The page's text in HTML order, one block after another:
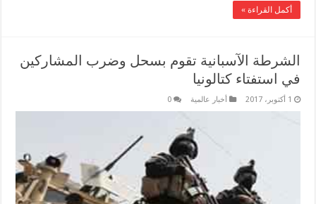
أكمل القراءة »
الشرطة الآسبانية تقوم بسحل وضرب المشاركين
في استفتاء كتالونيا
1 أكتوبر، 2017 أخبار عالمية 0